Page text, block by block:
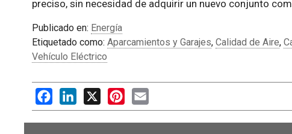
preciso, sin necesidad de adquirir un nuevo conjunto
Publicado en: Energía
Etiquetado como: Aparcamientos y Garajes, Calidad de Aire,
Vehículo Eléctrico
FacebookLinkedIn
X PinterestEmail